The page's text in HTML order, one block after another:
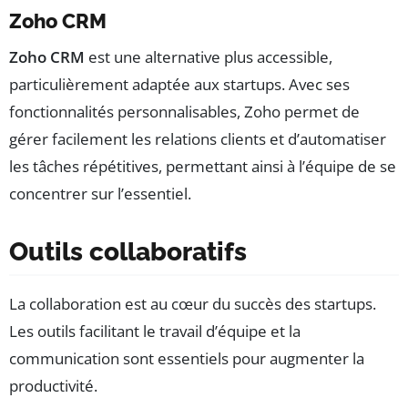
Zoho CRM
Zoho CRM est une alternative plus accessible,
particulièrement adaptée aux startups. Avec ses
fonctionnalités personnalisables, Zoho permet de
gérer facilement les relations clients et d’automatiser
les tâches répétitives, permettant ainsi à l’équipe de se
concentrer sur l’essentiel.
Outils collaboratifs
La collaboration est au cœur du succès des startups.
Les outils facilitant le travail d’équipe et la
communication sont essentiels pour augmenter la
productivité.